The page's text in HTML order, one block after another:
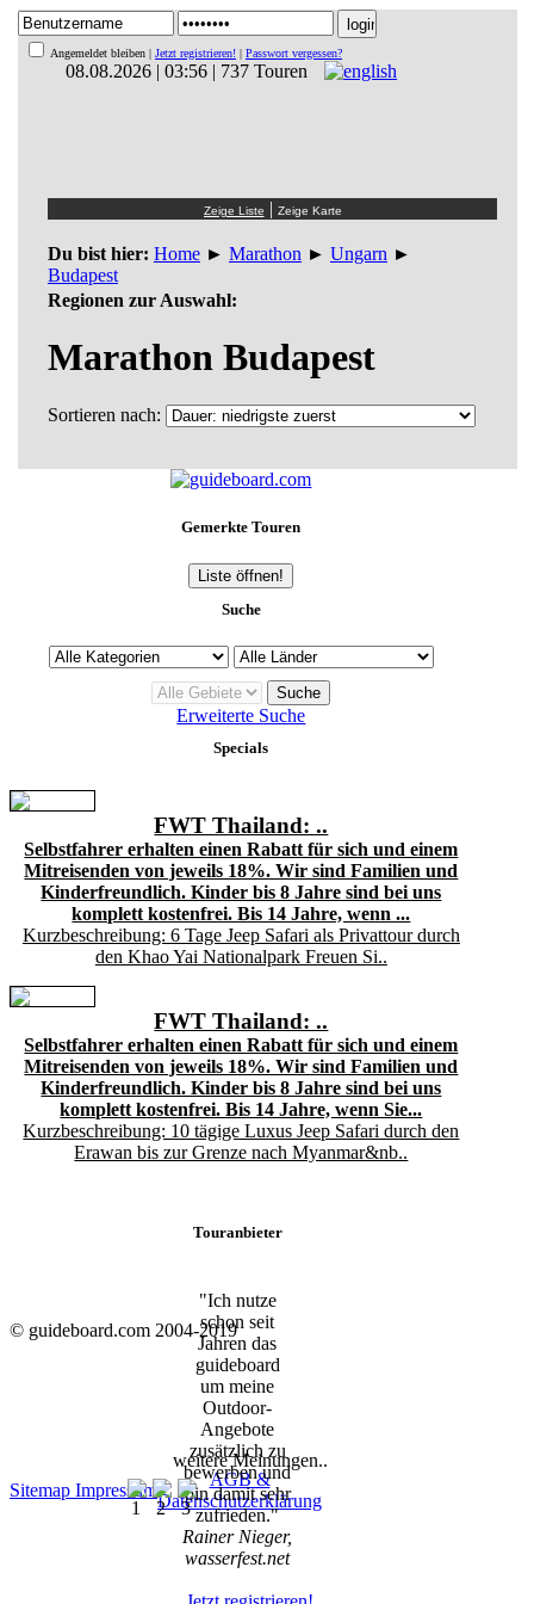
Angemeldet bleiben | Jetzt registrieren! | Passwort vergessen?
08.08.2026 | 03:56 | 737 Touren
|
Du bist hier: Home► Marathon ► Ungarn ►
Budapest
Regionen zur Auswahl:
Marathon Budapest
Sortieren nach:
Gemerkte Touren
Liste öffnen!
Suche
Erweiterte Suche
Specials
FWT Thailand: ..
Selbstfahrer erhalten einen Rabatt für sich und einem
Mitreisenden von jeweils 18%. Wir sind Familien und
Kinderfreundlich. Kinder bis 8 Jahre sind bei uns
komplett kostenfrei. Bis 14 Jahre, wenn ...
Kurzbeschreibung: 6 Tage Jeep Safari als Privattour durch
den Khao Yai Nationalpark Freuen Si..
FWT Thailand: ..
Selbstfahrer erhalten einen Rabatt für sich und einem
Mitreisenden von jeweils 18%. Wir sind Familien und
Kinderfreundlich. Kinder bis 8 Jahre sind bei uns
komplett kostenfrei. Bis 14 Jahre, wenn Sie...
Kurzbeschreibung: 10 tägige Luxus Jeep Safari durch den
Erawan bis zur Grenze nach Myanmar&nb..
Touranbieter
"Ich nutze
schon seit
Jahren das
guideboard
um meine
Outdoor-
Angebote
zusätzlich zu
bewerben und
bin damit sehr
zufrieden."
Rainer Nieger,
wasserfest.net
weitere Meinungen..
© guideboard.com 2004-2019
Sitemap Impressum
AGB &
Datenschutzerklärung